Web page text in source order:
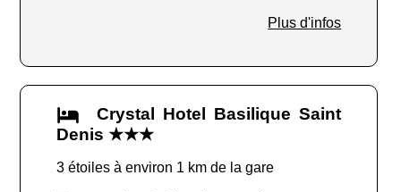
Plus d'infos
Crystal Hotel Basilique Saint
Denis ★★★
3 étoiles à environ 1 km de la gare